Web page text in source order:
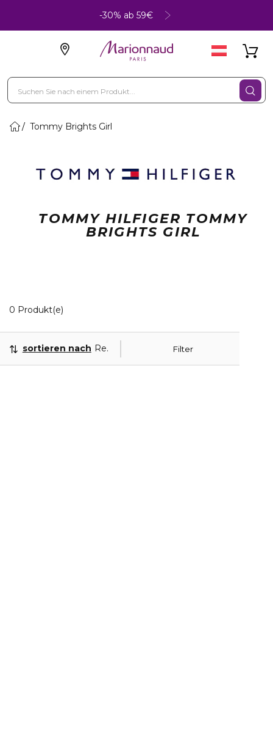
-30% ab 59€
Tommy Brights Girl
TOMMY HILFIGER TOMMY
BRIGHTS GIRL
0 Produkt(e)
Filter
sortieren nach Relevanz